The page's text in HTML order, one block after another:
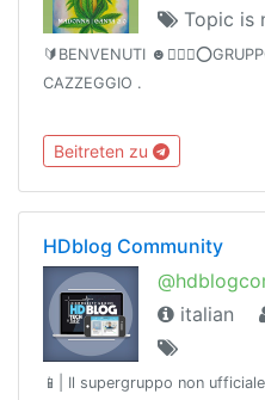
Topic is
🔰BENVENUTI
CAZZEGGIO .
Beitreten zu
HDblog Community
italian
📱| Il supergruppo non